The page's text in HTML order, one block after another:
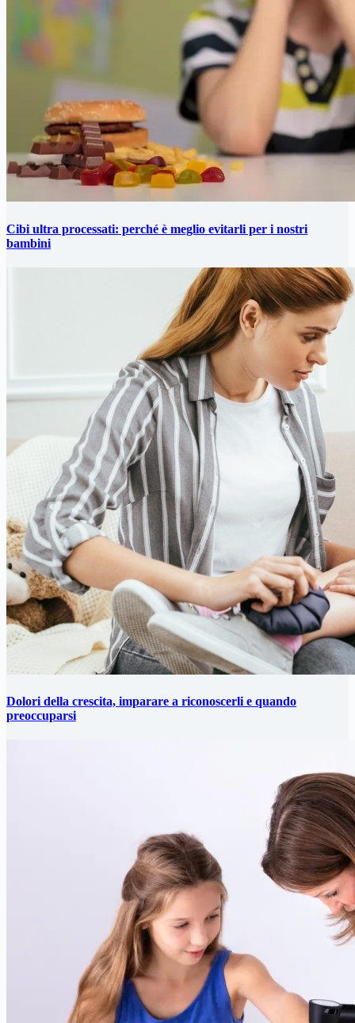
Cibi ultra processati: perché è meglio evitarli per i nostri
bambini
Dolori della crescita, imparare a riconoscerli e quando
preoccuparsi